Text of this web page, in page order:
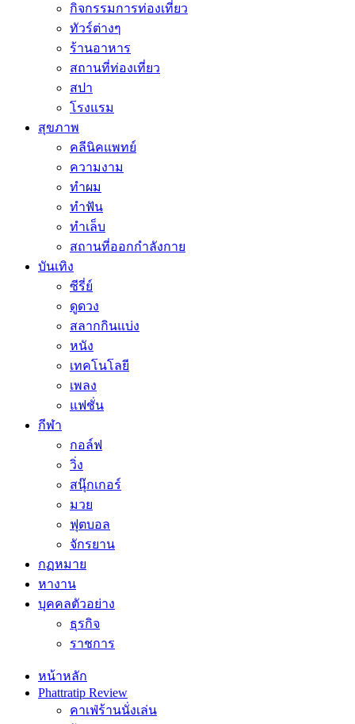
กิจกรรมการท่องเที่ยว
ทัวร์ต่างๆ
ร้านอาหาร
สถานที่ท่องเที่ยว
สปา
โรงแรม
สุขภาพ
คลีนิคแพทย์
ความงาม
ทำผม
ทำฟัน
ทำเล็บ
สถานที่ออกกำลังกาย
บันเทิง
ซีรี่ย์
ดูดวง
สลากกินแบ่ง
หนัง
เทคโนโลยี
เพลง
แฟชั่น
กีฬา
กอล์ฟ
วิ่ง
สนุ๊กเกอร์
มวย
ฟุตบอล
จักรยาน
กฏหมาย
หางาน
บุคคลตัวอย่าง
ธุรกิจ
ราชการ
หน้าหลัก
Phattratip Review
คาเฟ่ร้านนั่งเล่น